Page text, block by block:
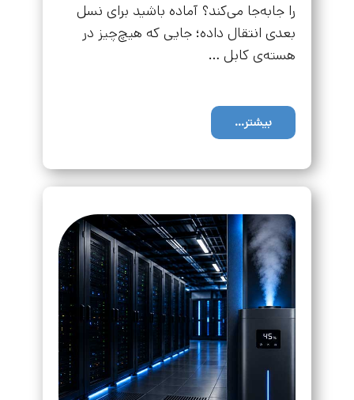
را جابه‌جا می‌کند؟ آماده باشید برای نسل
بعدی انتقال داده؛ جایی که هیچ‌چیز در
هسته‌ی کابل …
بیشتر...